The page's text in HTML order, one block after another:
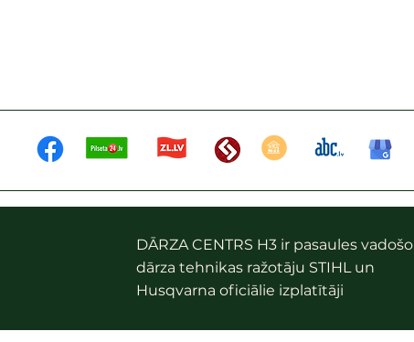
DĀRZA CENTRS H3 ir pasaules vadošo
dārza tehnikas ražotāju STIHL un
Husqvarna oficiālie izplatītāji